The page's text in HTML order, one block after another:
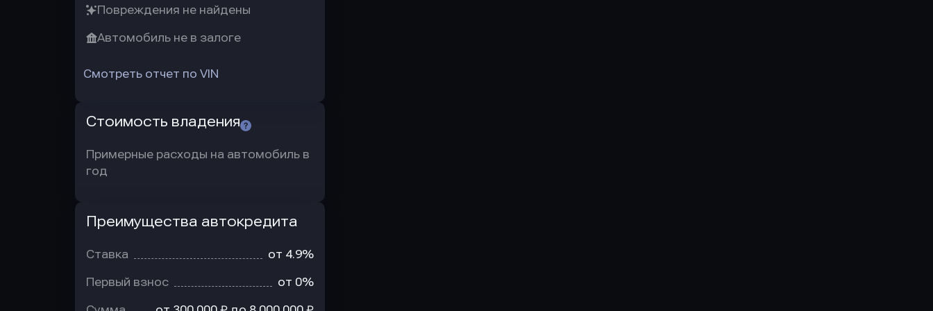
Повреждения не найдены
Автомобиль не в залоге
Смотреть отчет по VIN
Стоимость владения
Примерные расходы на автомобиль в
год
Преимущества автокредита
Ставка от 4.9%
Первый взнос от 0%